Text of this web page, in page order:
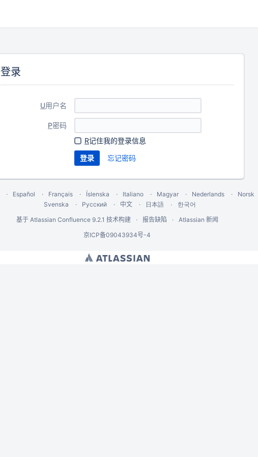
登录
U用户名
P密码
R记住我的登录信息
忘记密码
Español Français Íslenska Italiano Magyar Nederlands Norsk
Svenska
Русский 中文 日本語
한국어
基于 Atlassian Confluence 9.2.1 技术构建 报告缺陷
Atlassian 新闻
京ICP备09043934号-4